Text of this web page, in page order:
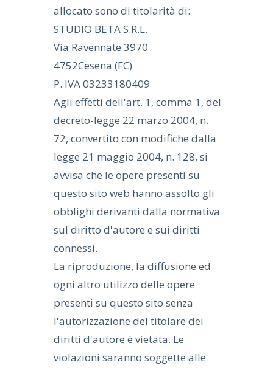
allocato sono di titolarità di:
STUDIO BETA S.R.L.
Via Ravennate 3970
4752Cesena (FC)
P. IVA 03233180409
Agli effetti dell'art. 1, comma 1, del
decreto-legge 22 marzo 2004, n.
72, convertito con modifiche dalla
legge 21 maggio 2004, n. 128, si
avvisa che le opere presenti su
questo sito web hanno assolto gli
obblighi derivanti dalla normativa
sul diritto d'autore e sui diritti
connessi.
La riproduzione, la diffusione ed
ogni altro utilizzo delle opere
presenti su questo sito senza
l'autorizzazione del titolare dei
diritti d'autore è vietata. Le
violazioni saranno soggette alle